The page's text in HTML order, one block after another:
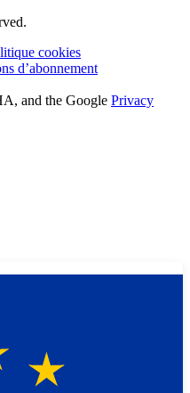
cookies
d’abonnement
and the Google Privacy